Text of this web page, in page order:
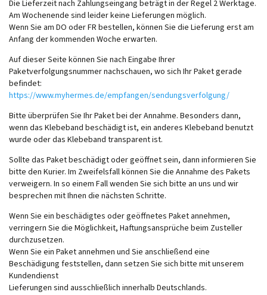
Die Lieferzeit nach Zahlungseingang beträgt in der Regel 2 Werktage.
Am Wochenende sind leider keine Lieferungen möglich.
Wenn Sie am DO oder FR bestellen, können Sie die Lieferung erst am
Anfang der kommenden Woche erwarten.
Auf dieser Seite können Sie nach Eingabe Ihrer
Paketverfolgungsnummer nachschauen, wo sich Ihr Paket gerade
befindet:
https://www.myhermes.de/empfangen/sendungsverfolgung/
Bitte überprüfen Sie Ihr Paket bei der Annahme. Besonders dann,
wenn das Klebeband beschädigt ist, ein anderes Klebeband benutzt
wurde oder das Klebeband transparent ist.
Sollte das Paket beschädigt oder geöffnet sein, dann informieren Sie
bitte den Kurier. Im Zweifelsfall können Sie die Annahme des Pakets
verweigern. In so einem Fall wenden Sie sich bitte an uns und wir
besprechen mit Ihnen die nächsten Schritte.
Wenn Sie ein beschädigtes oder geöffnetes Paket annehmen,
verringern Sie die Möglichkeit, Haftungsansprüche beim Zusteller
durchzusetzen.
Wenn Sie ein Paket annehmen und Sie anschließend eine
Beschädigung feststellen, dann setzen Sie sich bitte mit unserem
Kundendienst
Lieferungen sind ausschließlich innerhalb Deutschlands.